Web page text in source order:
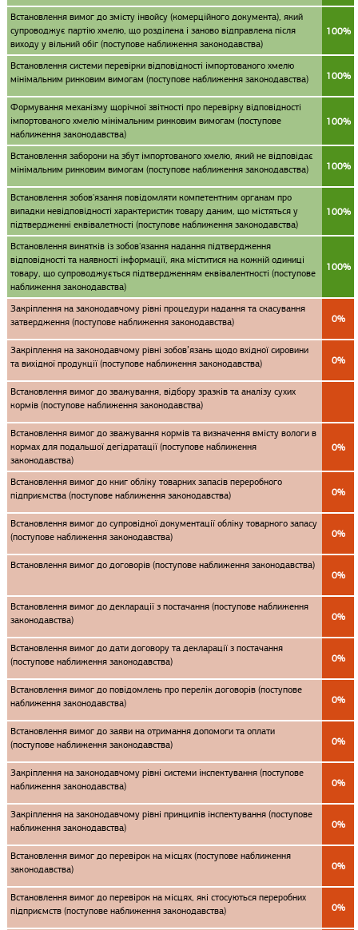
Встановлення вимог до змісту інвойсу (комерційного документа), який
супроводжує партію хмелю, що розділена і заново відправлена після
виходу у вільний обіг (поступове наближення законодавства)
100%
Встановлення системи перевірки відповідності імпортованого хмелю
мінімальним ринковим вимогам (поступове наближення законодавства)
100%
Формування механізму щорічної звітності про перевірку відповідності
імпортованого хмелю мінімальним ринковим вимогам (поступове
наближення законодавства)
100%
Встановлення заборони на збут імпортованого хмелю, який не відповідає
мінімальним ринковим вимогам (поступове наближення законодавства)
100%
Встановлення зобов'язання повідомляти компетентним органам про
випадки невідповідності характеристик товару даним, що містяться у
підтвердженні еквівалетності (поступове наближення законодавства)
100%
Встановлення винятків із зобов'язання надання підтвердження
відповідності та наявності інформації, яка міститися на кожній одиниці
товару, що супроводжується підтвердженням еквівалентності (поступове
наближення законодавства)
100%
Закріплення на законодавчому рівні процедури надання та скасування
затвердження (поступове наближення законодавства)
0%
Закріплення на законодавчому рівні зобов’язань щодо вхідної сировини
та вихідної продукції (поступове наближення законодавства)
0%
Встановлення вимог до зважування, відбору зразків та аналізу сухих
кормів (поступове наближення законодавства)
Встановлення вимог до зважування кормів та визначення вмісту вологи в
кормах для подальшої дегідратації (поступове наближення
законодавства)
0%
Встановлення вимог до книг обліку товарних запасів переробного
підприємства (поступове наближення законодавства)
0%
Встановлення вимог до супровідної документації обліку товарного запасу
(поступове наближення законодавства)
0%
Встановлення вимог до договорів (поступове наближення законодавства)
0%
Встановлення вимог до декларації з постачання (поступове наближення
законодавства)
0%
Встановлення вимог до дати договору та декларації з постачання
(поступове наближення законодавства)
0%
Встановлення вимог до повідомлень про перелік договорів (поступове
наближення законодавства)
0%
Встановлення вимог до заяви на отримання допомоги та оплати
(поступове наближення законодавства)
0%
Закріплення на законодавчому рівні системи інспектування (поступове
наближення законодавства)
0%
Закріплення на законодавчому рівні принципів інспектування (поступове
наближення законодавства)
0%
Встановлення вимог до перевірок на місцях (поступове наближення
законодавства)
0%
Встановлення вимог до перевірок на місцях, які стосуються переробних
підприємств (поступове наближення законодавства)
0%